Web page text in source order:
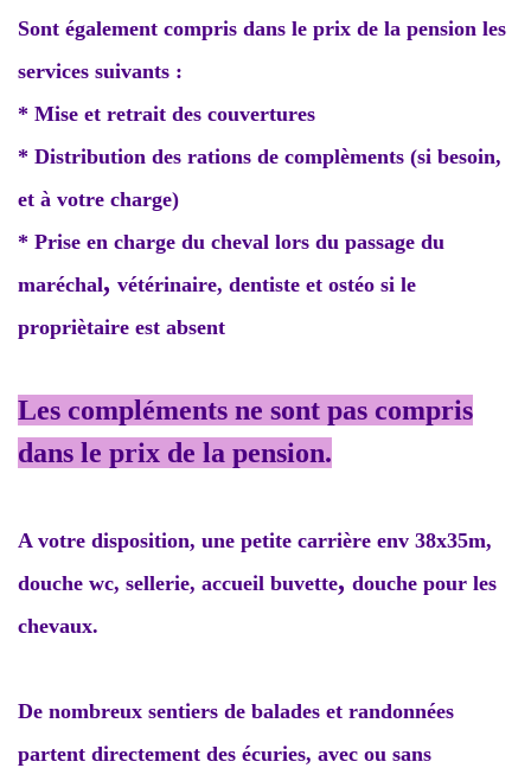
Sont également compris dans le prix de la pension les
services suivants :
* Mise et retrait des couvertures
* Distribution des rations de complèments (si besoin,
et à votre charge)
* Prise en charge du cheval lors du passage du
maréchal, vétérinaire, dentiste et ostéo si le
propriètaire est absent
Les compléments ne sont pas compris
dans le prix de la pension.
A votre disposition, une petite carrière env 38x35m,
douche wc, sellerie, accueil buvette, douche pour les
chevaux.
De nombreux sentiers de balades et randonnées
partent directement des écuries, avec ou sans